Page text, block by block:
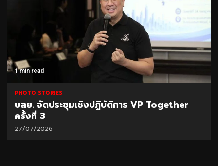
1 min read
PHOTO STORIES
บสย. จัดประชุมเชิงปฏิบัติการ VP Together
ครั้งที่ 3
27/07/2026